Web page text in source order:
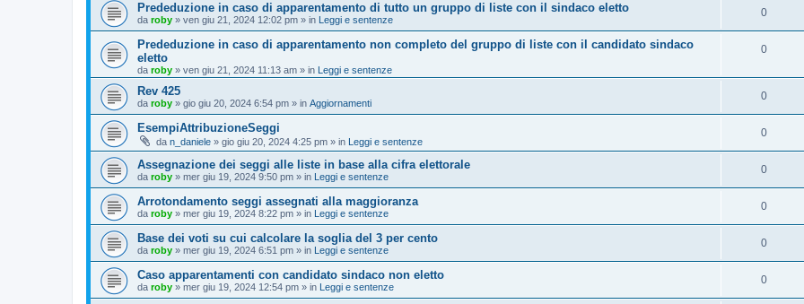
Prededuzione in caso di apparentamento di tutto un gruppo di liste con il sindaco eletto
da roby » ven giu 21, 2024 12:02 pm » in Leggi e sentenze
0
Prededuzione in caso di apparentamento non completo del gruppo di liste con il candidato sindaco
eletto
da roby » ven giu 21, 2024 11:13 am » in Leggi e sentenze
0
Rev 425
da roby » gio giu 20, 2024 6:54 pm » in Aggiornamenti
0
EsempiAttribuzioneSeggi
da n_daniele » gio giu 20, 2024 4:25 pm » in Leggi e sentenze
0
Assegnazione dei seggi alle liste in base alla cifra elettorale
da roby » mer giu 19, 2024 9:50 pm » in Leggi e sentenze
0
Arrotondamento seggi assegnati alla maggioranza
da roby » mer giu 19, 2024 8:22 pm » in Leggi e sentenze
0
Base dei voti su cui calcolare la soglia del 3 per cento
da roby » mer giu 19, 2024 6:51 pm » in Leggi e sentenze
0
Caso apparentamenti con candidato sindaco non eletto
da roby » mer giu 19, 2024 12:54 pm » in Leggi e sentenze
0